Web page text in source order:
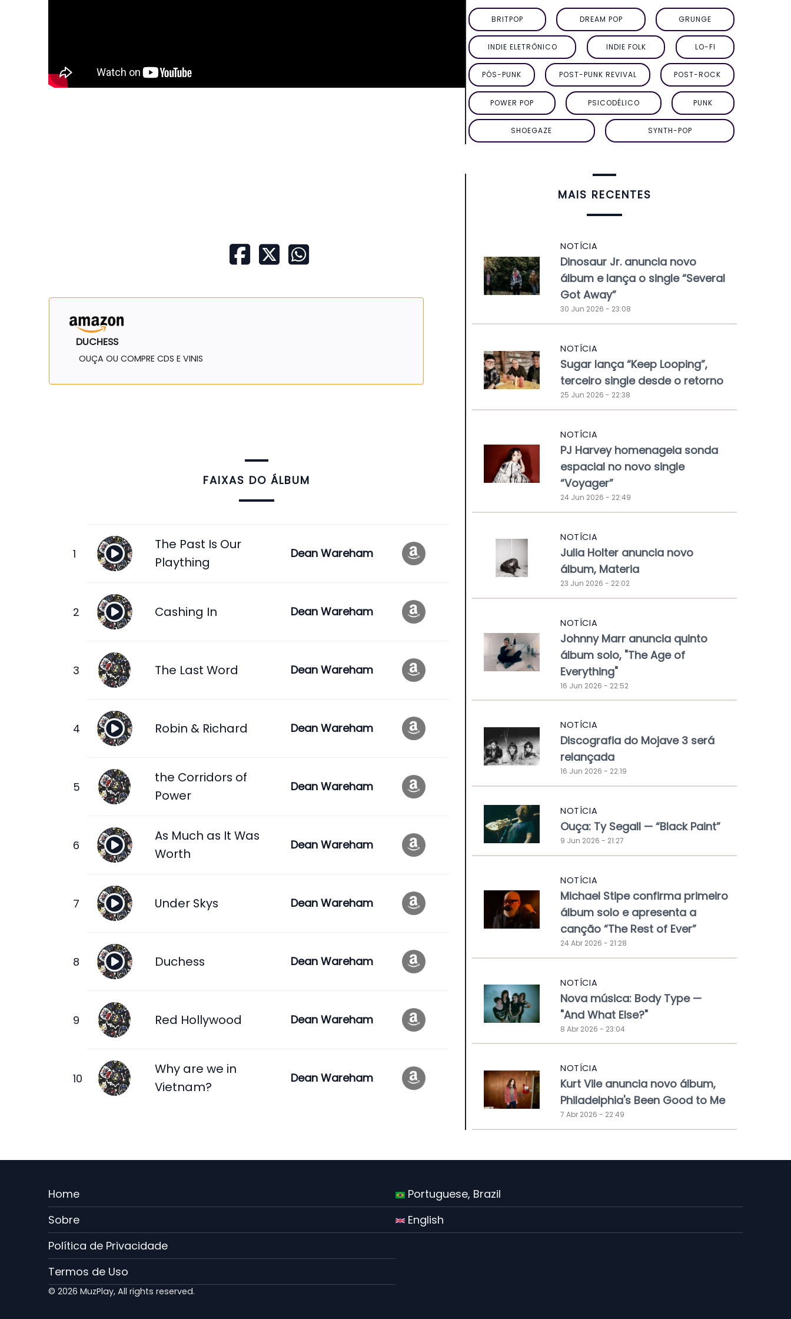
DUCHESS
OUÇA OU COMPRE CDS E VINIS
FAIXAS DO ÁLBUM
The Past Is Our
Plaything
Dean Wareham
Cashing In Dean Wareham
The Last Word Dean Wareham
Robin & Richard Dean Wareham
the Corridors of
Power
Dean Wareham
As Much as It Was
Worth
Dean Wareham
Under Skys Dean Wareham
Duchess Dean Wareham
Red Hollywood Dean Wareham
Why are we in
Vietnam?
Dean Wareham
BRITPOP DREAM POP GRUNGE
INDIE ELETRÔNICO INDIE FOLK LO-FI
PÓS-PUNK POST-PUNK REVIVAL POST-ROCK
POWER POP PSICODÉLICO PUNK
SHOEGAZE SYNTH-POP
MAIS RECENTES
NOTÍCIA
Dinosaur Jr. anuncia novo
álbum e lança o single “Several
Got Away”
30 Jun 2026 - 23:08
NOTÍCIA
Sugar lança “Keep Looping”,
terceiro single desde o retorno
25 Jun 2026 - 22:38
NOTÍCIA
PJ Harvey homenageia sonda
espacial no novo single
“Voyager”
24 Jun 2026 - 22:49
NOTÍCIA
Julia Holter anuncia novo
álbum, Materia
23 Jun 2026 - 22:02
NOTÍCIA
Johnny Marr anuncia quinto
álbum solo, "The Age of
Everything"
16 Jun 2026 - 22:52
NOTÍCIA
Discografia do Mojave 3 será
relançada
16 Jun 2026 - 22:19
NOTÍCIA
Ouça: Ty Segall — “Black Paint”
9 Jun 2026 - 21:27
NOTÍCIA
Michael Stipe confirma primeiro
álbum solo e apresenta a
canção “The Rest of Ever”
24 Abr 2026 - 21:28
NOTÍCIA
Nova música: Body Type —
"And What Else?"
8 Abr 2026 - 23:04
NOTÍCIA
Kurt Vile anuncia novo álbum,
Philadelphia's Been Good to Me
7 Abr 2026 - 22:49
Menu
Rodape
PT
Home
Sobre
Política de Privacidade
Termos de Uso
Portuguese, Brazil
English
© 2026 MuzPlay, All rights reserved.